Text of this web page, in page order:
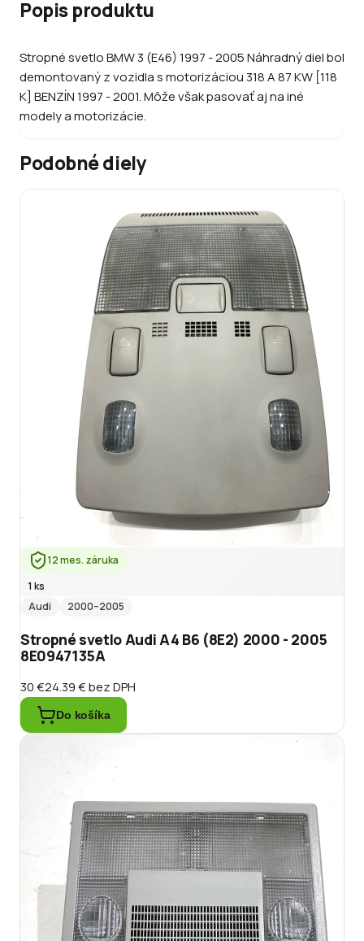
Popis produktu
Stropné svetlo BMW 3 (E46) 1997 - 2005 Náhradný diel bol
demontovaný z vozidla s motorizáciou 318 A 87 KW [118
K] BENZÍN 1997 - 2001. Môže však pasovať aj na iné
modely a motorizácie.
Podobné diely
12 mes. záruka
1 ks
Audi
2000–2005
Stropné svetlo Audi A4 B6 (8E2) 2000 - 2005
8E0947135A
30 €24.39 €bez DPH
Do košíka